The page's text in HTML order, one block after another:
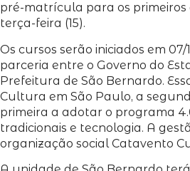
pré-matrícula para os primeiros
terça-feira (15).
Os cursos serão iniciados em
parceria entre o Governo do
Prefeitura de São Bernardo.
Cultura em São Paulo, a
primeira a adotar o programa
tradicionais e tecnologia. A
organização social Catavento